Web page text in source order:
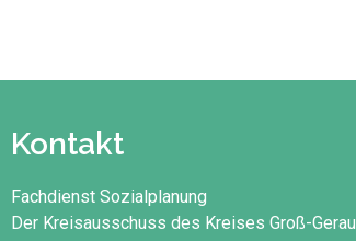
Kontakt
Fachdienst Sozialplanung
Der Kreisausschuss des Kreises Groß-Gerau